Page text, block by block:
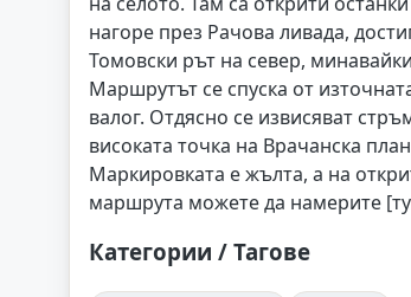
нагоре през Рачова ливада,
Томовски рът на север,
Маршрутът се спуска от
валог. Отдясно се извисяват
високата точка на Врачанска
Маркировката е жълта, а на
маршрута можете да намерите
Категории / Тагове